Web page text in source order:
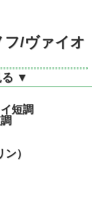
フ/ヴァイオ
る ▼
短調
）